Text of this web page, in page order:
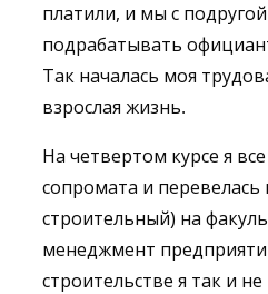
платили, и мы с
подрабатывать
Так началась моя
взрослая жизнь.
На четвертом курсе я
сопромата и
строительный) на
менеджмент
строительстве я так и